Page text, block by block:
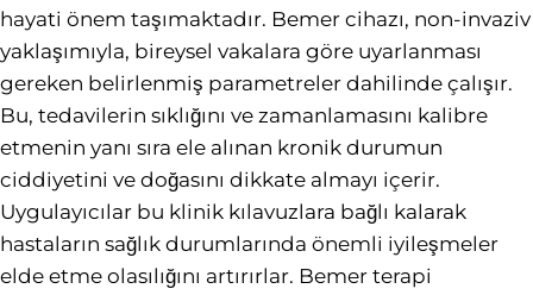
hayati önem taşımaktadır. Bemer cihazı, non-invaziv
yaklaşımıyla, bireysel vakalara göre uyarlanması
gereken belirlenmiş parametreler dahilinde çalışır.
Bu, tedavilerin sıklığını ve zamanlamasını kalibre
etmenin yanı sıra ele alınan kronik durumun
ciddiyetini ve doğasını dikkate almayı içerir.
Uygulayıcılar bu klinik kılavuzlara bağlı kalarak
hastaların sağlık durumlarında önemli iyileşmeler
elde etme olasılığını artırırlar. Bemer terapi